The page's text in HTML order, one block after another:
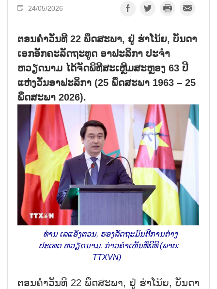
24/05/2026
ຕອນຄ່ຳວັນທີ 22 ພຶດສະພາ, ຢູ່ ຮ່າໂນ້ຍ, ບັນດາ
ເອກອັກຄະລັດຖະທູດ ອາຟະລິກາ ປະຈຳ
ຫວຽດນາມ ໄດ້ຈັດພິທີສະເຫຼີມສະຫຼອງ 63 ປີ
ແຫ່ງວັນອາຟະລິກາ (25 ພຶດສະພາ 1963 – 25
ພຶດສະພາ 2026).
ທ່ານ ເລແອັງຕວນ, ຮອງລັດຖະມົນຕີການຕ່າງ
ປະເທດ ຫວຽດນາມ, ກ່າວຄຳເຫັນທີ່ພິທີ (ພາບ:
TTXVN)
ຕອນ​ຄ່ຳ​ວັນ​ທີ 22 ພຶດ​ສະ​ພາ, ຢູ່ ຮ່າ​ໂນ້ຍ, ​ບັນ​ດາ​